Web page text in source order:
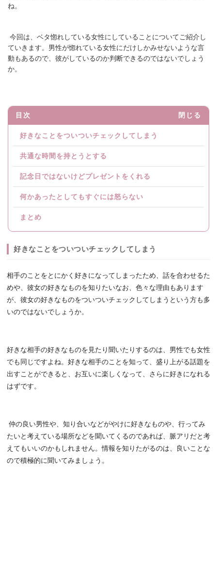
ね。
今回は、ベタ惚れしている女性にしていることについてご紹介し
ていきます。男性が惚れている女性にだけしかみせないような言
動もあるので、彼がしているのか判断できるのではないでしょう
か。
目次 閉じる
好きなことをついついチェックしてしまう
共通な時間を持とうとする
記念日ではないけどプレゼントをくれる
何かあったとしてもすぐには怒らない
まとめ
好きなことをついついチェックしてしまう
相手のことをとにかく好きになってしまったため、話を合わせるた
めや、彼女の好きなものを知りたいなお、色々な理由もあります
が、彼女の好きなものをついついチェックしてしまうという方も多
いのではないでしょうか。
好きな相手の好きなものを見たり聞いたりするのは、男性でも女性
でも同じですよね。好きな相手のことを知って、盛り上がる話題を
出すことができると、お互いに楽しくなって、さらに好きになれる
はずです。
仲の良い男性や、知り合いなどがやけに好きなものや、行ってみ
たいと考えている場所などを聞いてくるのであれば、脈アリだと考
えてもいいのかもしれません。情報を知りたがるのは、良いことな
ので積極的に聞いてみましょう。